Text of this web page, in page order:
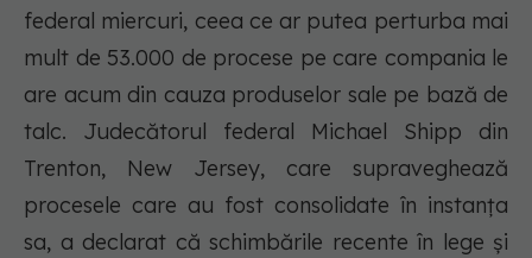
federal miercuri, ceea ce ar putea perturba mai
mult de 53.000 de procese pe care compania le
are acum din cauza produselor sale pe bază de
talc. Judecătorul federal Michael Shipp din
Trenton, New Jersey, care supraveghează
procesele care au fost consolidate în instanța
sa, a declarat că schimbările recente în lege și